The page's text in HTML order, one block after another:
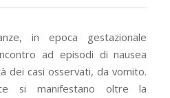
in epoca gestazionale
ad episodi di nausea
dei casi osservati, da vomito.
si manifestano oltre la